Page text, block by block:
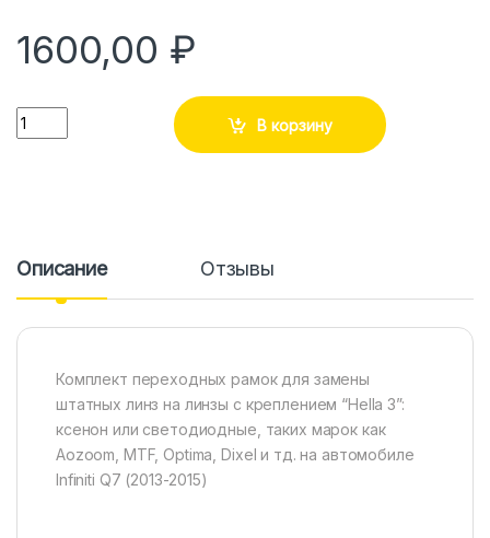
1600,00 ₽
Количество
В корзину
Описание Отзывы
Комплект переходных рамок для замены
штатных линз на линзы с креплением “Hella 3”:
ксенон или светодиодные, таких марок как
Aozoom, MTF, Optima, Dixel и тд. на автомобиле
Infiniti Q7 (2013-2015)